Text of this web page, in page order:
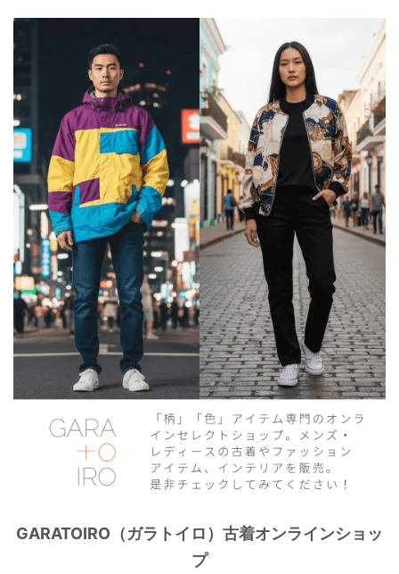
GARATOIRO（ガラトイロ）古着オンラインショッ
プ